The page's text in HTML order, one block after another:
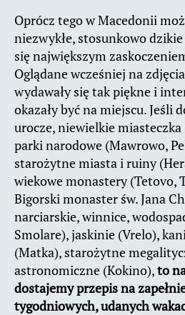
Oprócz tego w Macedonii
niezwykłe, stosunkowo
się największym
Oglądane wcześniej na
wydawały się tak piękne i
okazały być na miejscu. Jeśli
urocze, niewielkie
parki narodowe (Mawrowo,
starożytne miasta i ruiny
wiekowe monastery (Tetovo,
Bigorski monaster św. Jana
narciarskie, winnice,
Smolare), jaskinie (Vrelo),
(Matka), starożytne
astronomiczne (Kokino),to
dostajemy przepis na
tygodniowych, udanych